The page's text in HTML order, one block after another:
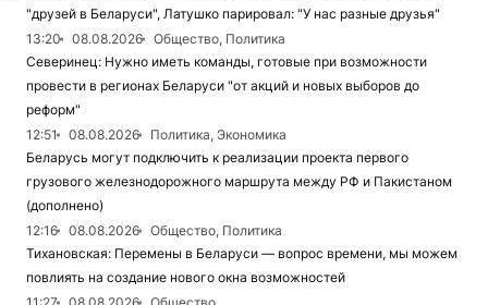
"друзей в Беларуси", Латушко парировал: "У нас разные друзья"
13:20
08.08.2026
Общество, Политика
Северинец: Нужно иметь команды, готовые при возможности
провести в регионах Беларуси "от акций и новых выборов до
реформ"
12:51
08.08.2026
Политика, Экономика
Беларусь могут подключить к реализации проекта первого
грузового железнодорожного маршрута между РФ и Пакистаном
(дополнено)
12:16
08.08.2026
Общество, Политика
Тихановская: Перемены в Беларуси — вопрос времени, мы можем
повлиять на создание нового окна возможностей